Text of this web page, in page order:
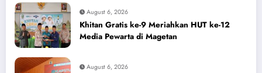
August 6, 2026
Khitan Gratis ke-9 Meriahkan HUT ke-12
Media Pewarta di Magetan
August 6, 2026